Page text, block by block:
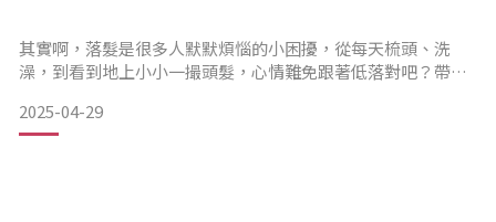
知道的小秘密
其實啊，落髮是很多人默默煩惱的小困擾，從每天梳頭、洗
澡，到看到地上小小一撮頭髮，心情難免跟著低落對吧？帶你
喔！1. Minoxidil（敏諾西代）
2025-04-29